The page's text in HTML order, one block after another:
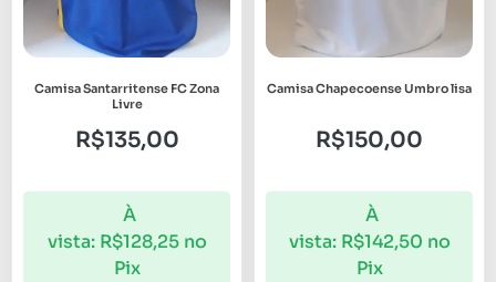
Camisa Santarritense FC Zona
Livre
R$135,00
À
vista: R$128,25 no
Pix
Camisa Chapecoense Umbro lisa
R$150,00
À
vista: R$142,50 no
Pix